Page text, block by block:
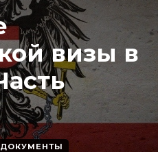
визы в
ДОКУМЕНТЫ